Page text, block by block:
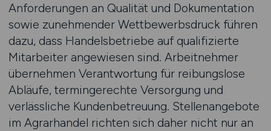
Anforderungen an Qualität und Dokumentation
sowie zunehmender Wettbewerbsdruck führen
dazu, dass Handelsbetriebe auf qualifizierte
Mitarbeiter angewiesen sind. Arbeitnehmer
übernehmen Verantwortung für reibungslose
Abläufe, termingerechte Versorgung und
verlässliche Kundenbetreuung. Stellenangebote
im Agrarhandel richten sich daher nicht nur an